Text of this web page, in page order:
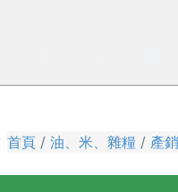
首頁 油、米、雜糧 產